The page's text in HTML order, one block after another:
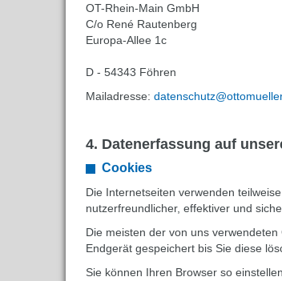
OT-Rhein-Main GmbH
C/o René Rautenberg
Europa-Allee 1c
D - 54343 Föhren
Mailadresse:
4. Datenerfassung auf
Cookies
Die Internetseiten verwenden
nutzerfreundlicher, effektiver und
Die meisten der von uns
Endgerät gespeichert bis Sie diese
Sie können Ihren Browser so